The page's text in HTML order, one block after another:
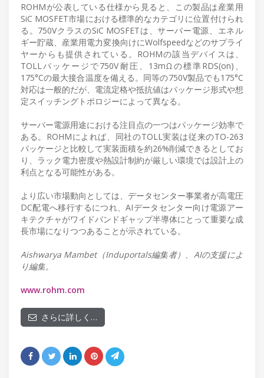
ROHMが公表している仕様から見ると、この製品は産業用
SiC MOSFET市場における標準的なカテゴリに位置付けられ
る。750VクラスのSiC MOSFETは、サーバー電源、エネル
ギー貯蔵、産業用電力変換向けにWolfspeedなどのサプライ
ヤーからも提供されている。ROHMの該当デバイスは、
TOLLパッケージで750V耐圧、13mΩの標準RDS(on)、
175°Cの最大接合温度を備える。同等の750V製品でも175°C
対応は一般的だが、電流定格や抵抗値はパッケージ形式や想
定スイッチングトポロジーによって異なる。
サーバー電源用途における注目点の一つはパッケージ効率で
ある。ROHMによれば、同社のTOLL実装は従来のTO-263
パッケージと比較して実装面積を約26%削減できるとしてお
り、ラック電力密度や熱設計制約が厳しい環境では設計上の
利点となる可能性がある。
より広い市場動向としては、データセンター事業者が高電圧
DC配電へ移行するにつれ、AIデータセンター向け電源アー
キテクチャがワイドバンドギャップ半導体にとって重要な成
長市場になりつつあることが示されている。
Aishwarya Mambet（Induportals編集者）、AIの支援によ
り編集。
www.rohm.com
さらに詳しく…